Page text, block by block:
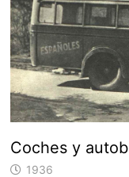
Coches y
1936